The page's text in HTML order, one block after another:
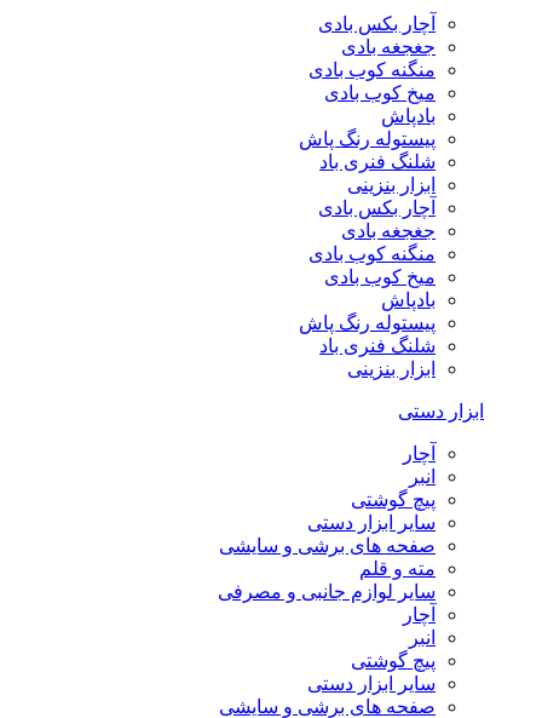
آچار بکس بادی
جغجغه بادی
منگنه کوب بادی
میخ کوب بادی
بادپاش
پیستوله رنگ پاش
شلنگ فنری باد
ابزار بنزینی
آچار بکس بادی
جغجغه بادی
منگنه کوب بادی
میخ کوب بادی
بادپاش
پیستوله رنگ پاش
شلنگ فنری باد
ابزار بنزینی
ابزار دستی
آچار
انبر
پیچ گوشتی
سایر ابزار دستی
صفحه های برشی و سایشی
مته و قلم
سایر لوازم جانبی و مصرفی
آچار
انبر
پیچ گوشتی
سایر ابزار دستی
صفحه های برشی و سایشی